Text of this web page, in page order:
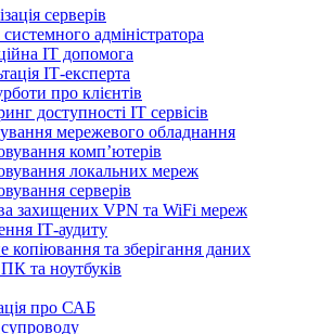
серверів
адміністратора
ІТ допомога
ІТ-експерта
про клієнтів
доступності ІТ сервісів
мережевого обладнання
комп’ютерів
локальних мереж
серверів
захищених VPN та WiFi мереж
ІТ-аудиту
копіювання та зберігання даних
та ноутбуків
про САБ